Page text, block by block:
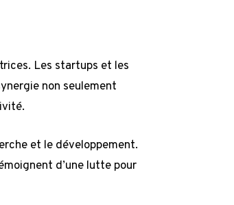
Les startups et les
non seulement
et le développement.
d’une lutte pour